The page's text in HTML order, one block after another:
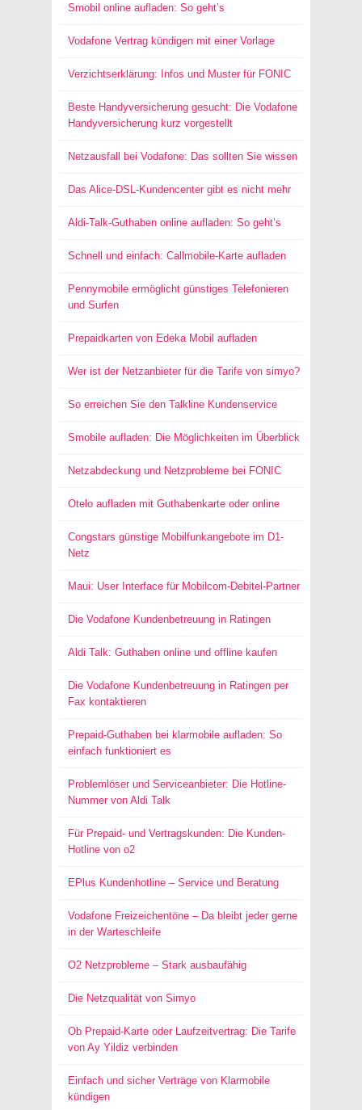
Smobil online aufladen: So geht’s
Vodafone Vertrag kündigen mit einer Vorlage
Verzichtserklärung: Infos und Muster für FONIC
Beste Handyversicherung gesucht: Die Vodafone
Handyversicherung kurz vorgestellt
Netzausfall bei Vodafone: Das sollten Sie wissen
Das Alice-DSL-Kundencenter gibt es nicht mehr
Aldi-Talk-Guthaben online aufladen: So geht’s
Schnell und einfach: Callmobile-Karte aufladen
Pennymobile ermöglicht günstiges Telefonieren
und Surfen
Prepaidkarten von Edeka Mobil aufladen
Wer ist der Netzanbieter für die Tarife von simyo?
So erreichen Sie den Talkline Kundenservice
Smobile aufladen: Die Möglichkeiten im Überblick
Netzabdeckung und Netzprobleme bei FONIC
Otelo aufladen mit Guthabenkarte oder online
Congstars günstige Mobilfunkangebote im D1-
Netz
Maui: User Interface für Mobilcom-Debitel-Partner
Die Vodafone Kundenbetreuung in Ratingen
Aldi Talk: Guthaben online und offline kaufen
Die Vodafone Kundenbetreuung in Ratingen per
Fax kontaktieren
Prepaid-Guthaben bei klarmobile aufladen: So
einfach funktioniert es
Problemlöser und Serviceanbieter: Die Hotline-
Nummer von Aldi Talk
Für Prepaid- und Vertragskunden: Die Kunden-
Hotline von o2
EPlus Kundenhotline – Service und Beratung
Vodafone Freizeichentöne – Da bleibt jeder gerne
in der Warteschleife
O2 Netzprobleme – Stark ausbaufähig
Die Netzqualität von Simyo
Ob Prepaid-Karte oder Laufzeitvertrag: Die Tarife
von Ay Yildiz verbinden
Einfach und sicher Verträge von Klarmobile
kündigen